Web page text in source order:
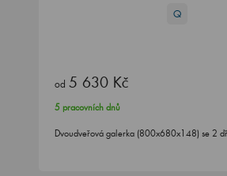
Q
od 5 630 Kč
5 pracovních dnů
Dvoudveřová galerka (800x680x148) se 2